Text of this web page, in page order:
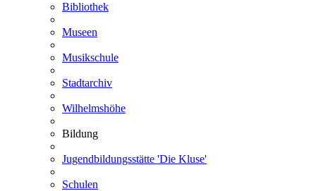
Bibliothek
Museen
Musikschule
Stadtarchiv
Wilhelmshöhe
Bildung
Jugendbildungsstätte 'Die Kluse'
Schulen